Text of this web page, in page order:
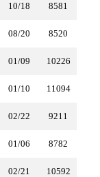
10/18 8581
08/20 8520
01/09 10226
01/10 11094
02/22 9211
01/06 8782
02/21 10592